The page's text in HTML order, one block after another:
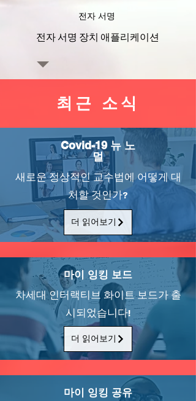
전자 서명
전자 서명 장치 애플리케이션
최근 소식
Covid-19 뉴 노
멀
새로운 정상적인 교수법에 어떻게 대
처할 것인가?
더 읽어보기
마이 잉킹 보드
차세대 인터랙티브 화이트 보드가 출
시되었습니다!
더 읽어보기
마이 잉킹 공유